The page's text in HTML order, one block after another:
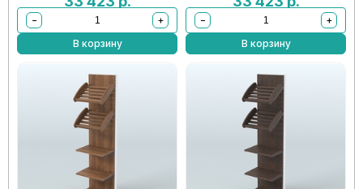
−
+
В корзину
−
+
В корзину